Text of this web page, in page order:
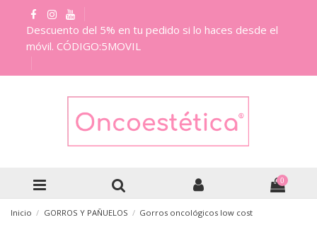
Descuento del 5% en tu pedido si lo haces desde el
móvil. CÓDIGO:5MOVIL
0
Inicio GORROS Y PAÑUELOS Gorros oncológicos low cost